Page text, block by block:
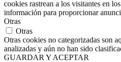
cookies rastrean a los visitantes en
información para proporcionar
Otras
Otras
Otras cookies no categorizadas son
analizadas y aún no han sido
GUARDAR Y ACEPTAR